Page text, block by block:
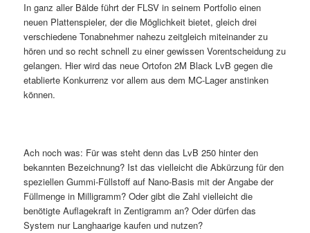
In ganz aller Bälde führt der FLSV in seinem Portfolio einen
neuen Plattenspieler, der die Möglichkeit bietet, gleich drei
verschiedene Tonabnehmer nahezu zeitgleich miteinander zu
hören und so recht schnell zu einer gewissen Vorentscheidung zu
gelangen. Hier wird das neue Ortofon 2M Black LvB gegen die
etablierte Konkurrenz vor allem aus dem MC-Lager anstinken
können.
Ach noch was: Für was steht denn das LvB 250 hinter den
bekannten Bezeichnung? Ist das vielleicht die Abkürzung für den
speziellen Gummi-Füllstoff auf Nano-Basis mit der Angabe der
Füllmenge in Milligramm? Oder gibt die Zahl vielleicht die
benötigte Auflagekraft in Zentigramm an? Oder dürfen das
System nur Langhaarige kaufen und nutzen?